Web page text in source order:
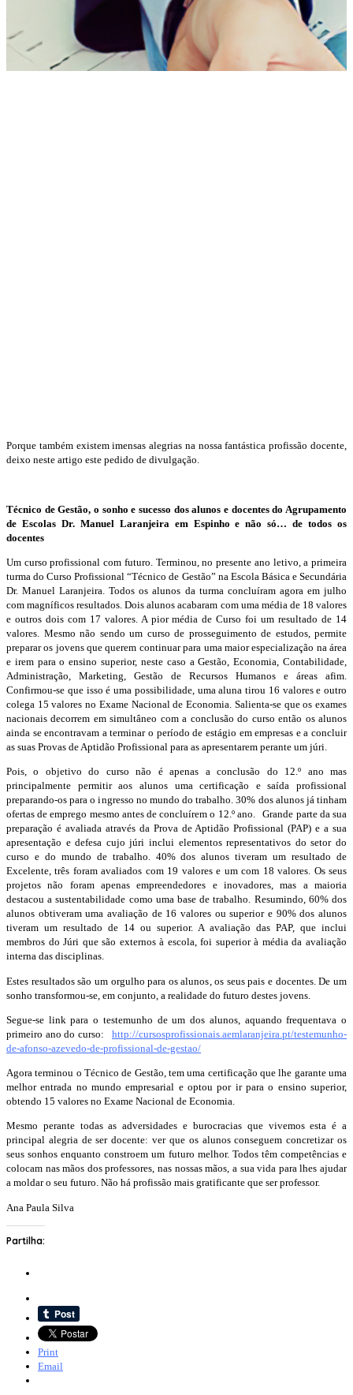
Porque também existem imensas alegrias na nossa fantástica profissão docente,
deixo neste artigo este pedido de divulgação.
Técnico de Gestão, o sonho e sucesso dos alunos e docentes do Agrupamento
de Escolas Dr. Manuel Laranjeira em Espinho e não só… de todos os
docentes
Um curso profissional com futuro. Terminou, no presente ano letivo, a primeira
turma do Curso Profissional “Técnico de Gestão” na Escola Básica e Secundária
Dr. Manuel Laranjeira. Todos os alunos da turma concluíram agora em julho
com magníficos resultados. Dois alunos acabaram com uma média de 18 valores
e outros dois com 17 valores. A pior média de Curso foi um resultado de 14
valores. Mesmo não sendo um curso de prosseguimento de estudos, permite
preparar os jovens que querem continuar para uma maior especialização na área
e irem para o ensino superior, neste caso a Gestão, Economia, Contabilidade,
Administração, Marketing, Gestão de Recursos Humanos e áreas afim.
Confirmou-se que isso é uma possibilidade, uma aluna tirou 16 valores e outro
colega 15 valores no Exame Nacional de Economia. Salienta-se que os exames
nacionais decorrem em simultâneo com a conclusão do curso então os alunos
ainda se encontravam a terminar o período de estágio em empresas e a concluir
as suas Provas de Aptidão Profissional para as apresentarem perante um júri.
Pois, o objetivo do curso não é apenas a conclusão do 12.º ano mas
principalmente permitir aos alunos uma certificação e saída profissional
preparando-os para o ingresso no mundo do trabalho. 30% dos alunos já tinham
ofertas de emprego mesmo antes de concluírem o 12.º ano. Grande parte da sua
preparação é avaliada através da Prova de Aptidão Profissional (PAP) e a sua
apresentação e defesa cujo júri inclui elementos representativos do setor do
curso e do mundo de trabalho. 40% dos alunos tiveram um resultado de
Excelente, três foram avaliados com 19 valores e um com 18 valores. Os seus
projetos não foram apenas empreendedores e inovadores, mas a maioria
destacou a sustentabilidade como uma base de trabalho. Resumindo, 60% dos
alunos obtiveram uma avaliação de 16 valores ou superior e 90% dos alunos
tiveram um resultado de 14 ou superior. A avaliação das PAP, que inclui
membros do Júri que são externos à escola, foi superior à média da avaliação
interna das disciplinas.
Estes resultados são um orgulho para os alunos, os seus pais e docentes. De um
sonho transformou-se, em conjunto, a realidade do futuro destes jovens.
Segue-se link para o testemunho de um dos alunos, aquando frequentava o
primeiro ano do curso: http://cursosprofissionais.aemlaranjeira.pt/testemunho-
de-afonso-azevedo-de-profissional-de-gestao/
Agora terminou o Técnico de Gestão, tem uma certificação que lhe garante uma
melhor entrada no mundo empresarial e optou por ir para o ensino superior,
obtendo 15 valores no Exame Nacional de Economia.
Mesmo perante todas as adversidades e burocracias que vivemos esta é a
principal alegria de ser docente: ver que os alunos conseguem concretizar os
seus sonhos enquanto constroem um futuro melhor. Todos têm competências e
colocam nas mãos dos professores, nas nossas mãos, a sua vida para lhes ajudar
a moldar o seu futuro. Não há profissão mais gratificante que ser professor.
Ana Paula Silva
Partilha:
Print
Email